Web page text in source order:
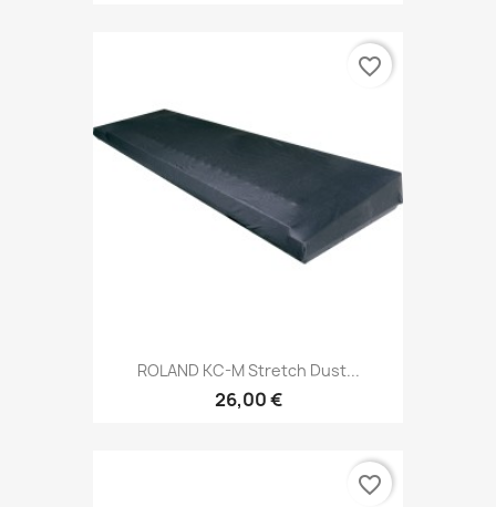
ROLAND KC-M Stretch Dust...
26,00 €
favorite_border
favorite_border